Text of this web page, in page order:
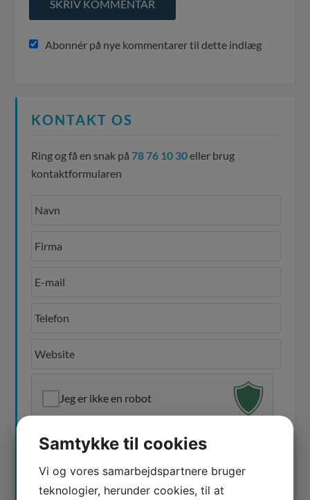
Abonnér på nye kommentarer til dette indlæg
KONTAKT OS
Ring og få en snak på78 76 10 30eller brug
kontaktformularen
Jeg er ikke en robot
Samtykke til cookies
Vi og vores samarbejdspartnere bruger
teknologier, herunder cookies, til at